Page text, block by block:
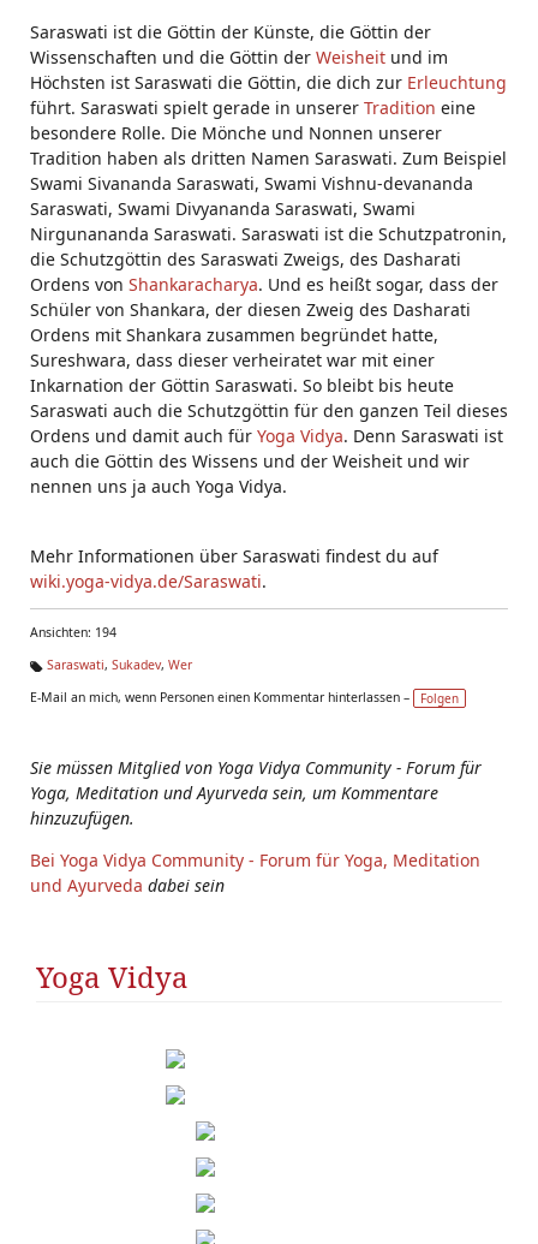
Saraswati ist die Göttin der Künste, die Göttin der
Wissenschaften und die Göttin der Weisheit und im
Höchsten ist Saraswati die Göttin, die dich zur Erleuchtung
führt. Saraswati spielt gerade in unserer Tradition eine
besondere Rolle. Die Mönche und Nonnen unserer
Tradition haben als dritten Namen Saraswati. Zum Beispiel
Swami Sivananda Saraswati, Swami Vishnu-devananda
Saraswati, Swami Divyananda Saraswati, Swami
Nirgunananda Saraswati. Saraswati ist die Schutzpatronin,
die Schutzgöttin des Saraswati Zweigs, des Dasharati
Ordens von Shankaracharya. Und es heißt sogar, dass der
Schüler von Shankara, der diesen Zweig des Dasharati
Ordens mit Shankara zusammen begründet hatte,
Sureshwara, dass dieser verheiratet war mit einer
Inkarnation der Göttin Saraswati. So bleibt bis heute
Saraswati auch die Schutzgöttin für den ganzen Teil dieses
Ordens und damit auch für Yoga Vidya. Denn Saraswati ist
auch die Göttin des Wissens und der Weisheit und wir
nennen uns ja auch Yoga Vidya.
Mehr Informationen über Saraswati findest du auf
wiki.yoga-vidya.de/Saraswati.
Ansichten: 194
g
Saraswati, Sukadev, Wer
E-Mail an mich, wenn Personen einen Kommentar hinterlassen –
Folgen
Sie müssen Mitglied von Yoga Vidya Community - Forum für
Yoga, Meditation und Ayurveda sein, um Kommentare
hinzuzufügen.
Bei Yoga Vidya Community - Forum für Yoga, Meditation
und Ayurveda dabei sein
Yoga Vidya